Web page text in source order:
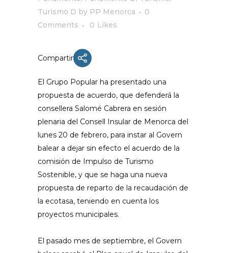
Turismo D by PP Menorca
0
Comments
0 Likes
Compartir
El Grupo Popular ha presentado una
propuesta de acuerdo, que defenderá la
consellera Salomé Cabrera en sesión
plenaria del Consell Insular de Menorca del
lunes 20 de febrero, para instar al Govern
balear a dejar sin efecto el acuerdo de la
comisión de Impulso de Turismo
Sostenible, y que se haga una nueva
propuesta de reparto de la recaudación de
la ecotasa, teniendo en cuenta los
proyectos municipales.
El pasado mes de septiembre, el Govern